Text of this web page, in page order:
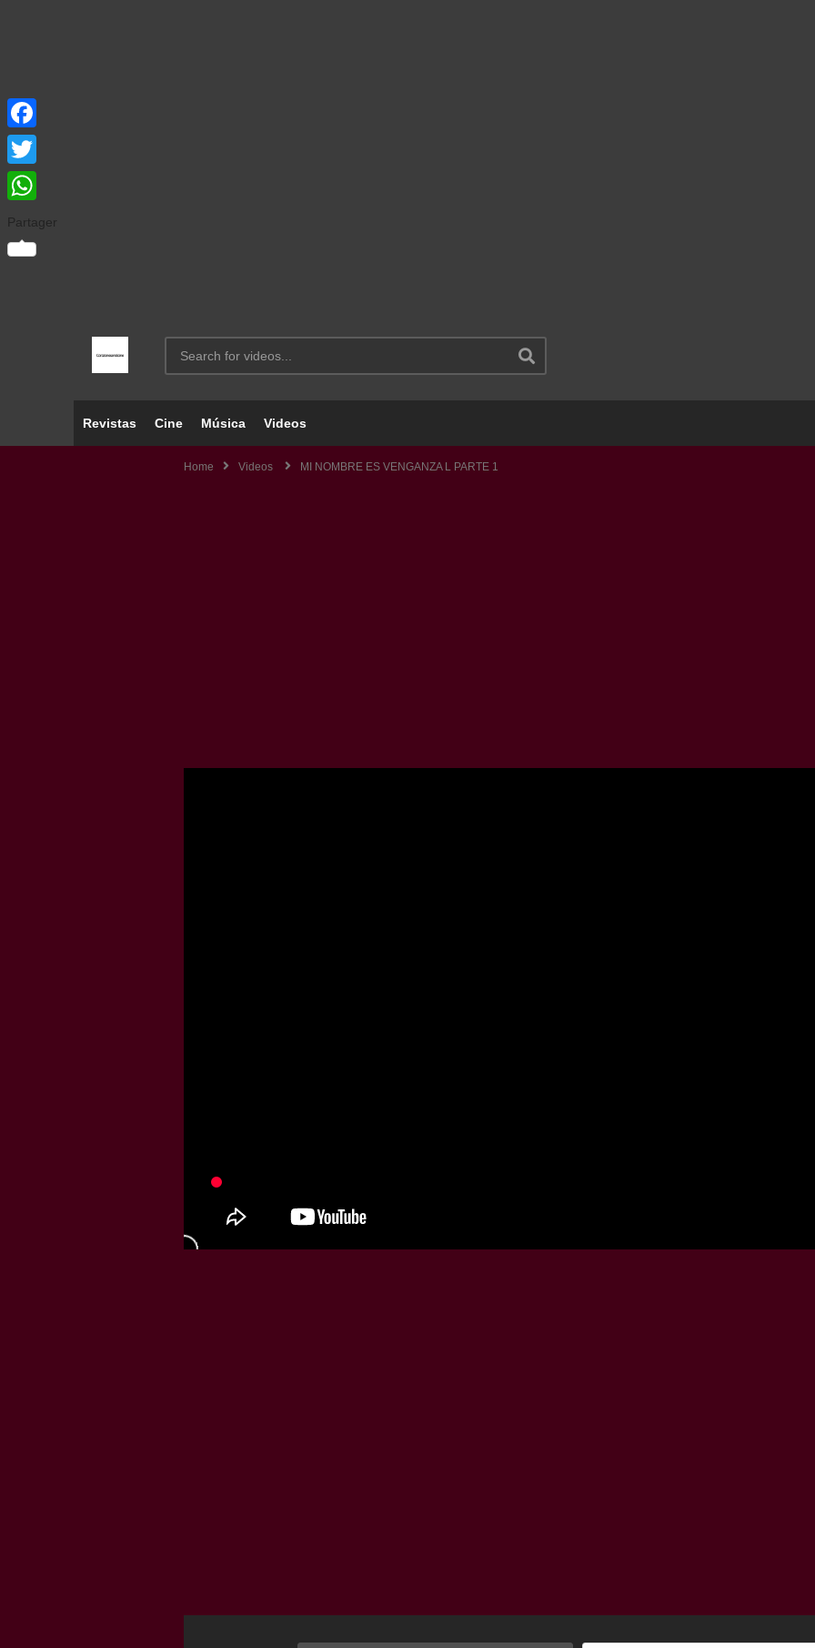
Revistas Cine Música Videos
Home Videos MI NOMBRE ES VENGANZA L PARTE 1
Facebook
Twitter
WhatsApp
Partager